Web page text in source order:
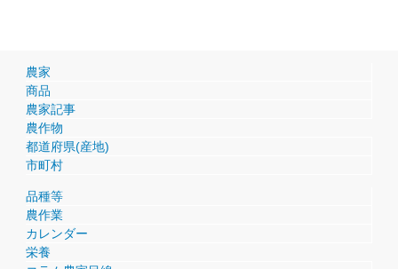
農家
商品
農家記事
農作物
都道府県(産地)
市町村
品種等
農作業
カレンダー
栄養